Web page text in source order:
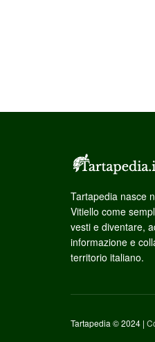
Tartapedia nasce
Vitiello come
vesti e diventare,
informazione e
territorio italiano.
Tartapedia © 2024 |